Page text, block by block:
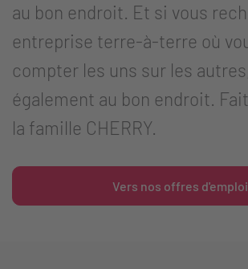
au bon endroit. Et si vous
entreprise terre-à-terre où
compter les uns sur les
également au bon endroit.
la famille CHERRY.
Vers nos offres d'emploi